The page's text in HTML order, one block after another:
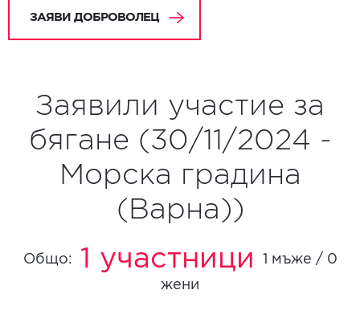
ЗАЯВИ ДОБРОВОЛЕЦ
Заявили участие за
бягане (30/11/2024 -
Морска градина
(Варна))
Общо: 1 участници
1 мъже / 0
жени